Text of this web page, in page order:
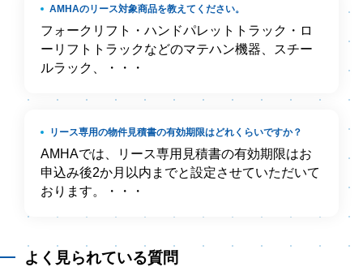
AMHAのリース対象商品を教えてください。
フォークリフト・ハンドパレットトラック・ロ
ーリフトトラックなどのマテハン機器、スチー
ルラック、・・・
リース専用の物件見積書の有効期限はどれくらいですか？
AMHAでは、リース専用見積書の有効期限はお
申込み後2か月以内までと設定させていただいて
おります。・・・
よく見られている質問